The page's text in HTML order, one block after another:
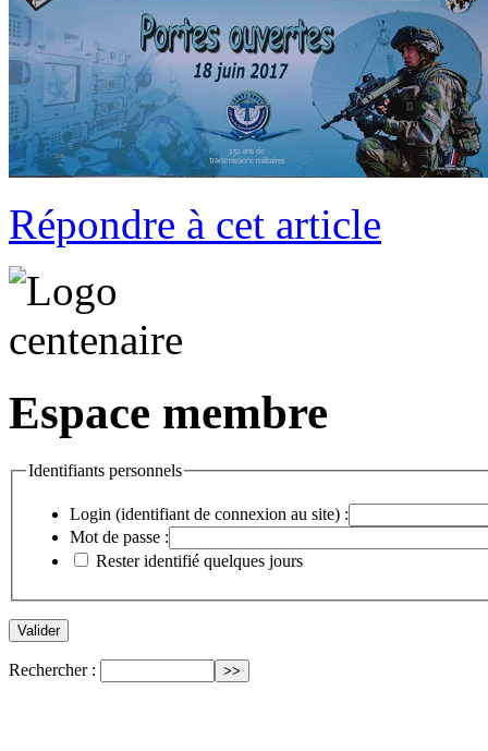
Répondre à cet article
Espace membre
Identifiants personnels
Login (identifiant de connexion au site) :
Mot de passe :
Rester identifié quelques jours
Rechercher :